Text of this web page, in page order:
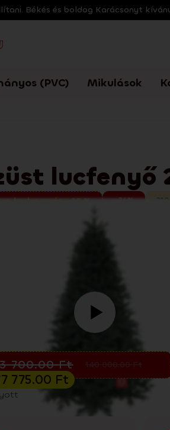
Békés és boldog Karácsonyt
(PVC) Mikulások
lucfenyő
kedvezmény 25 % -26% 210
lucfenyő 210 cm elegáns
és 3D PE és 2D PVC
hatásért jellemzi. Modern
egyaránt remekül
775.00 Ft
700.00Ft